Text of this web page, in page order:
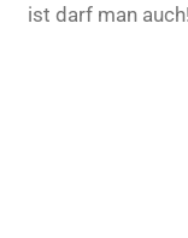
ist darf man